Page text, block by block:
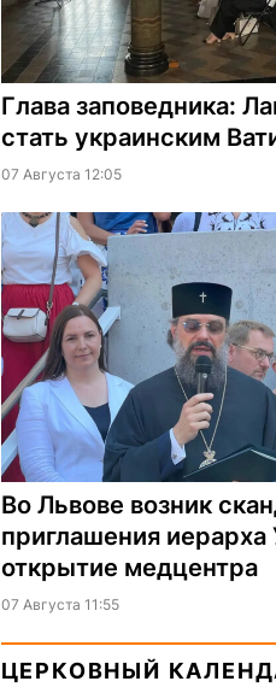
Глава заповедника:
стать украинским
07 Августа 12:05
Во Львове возник
приглашения
открытие медцентра
07 Августа 11:55
ЦЕРКОВНЫЙ